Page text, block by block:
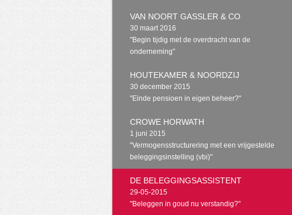
VAN NOORT GASSLER & CO
30 maart 2016
"Begin tijdig met de overdracht van de
onderneming"
HOUTEKAMER & NOORDZIJ
30 december 2015
"Einde pensioen in eigen beheer?"
CROWE HORWATH
1 juni 2015
"Vermogensstructurering met een vrijgestelde
beleggingsinstelling (vbi)"
DE BELEGGINGSASSISTENT
29-05-2015
"Beleggen in goud nu verstandig?"